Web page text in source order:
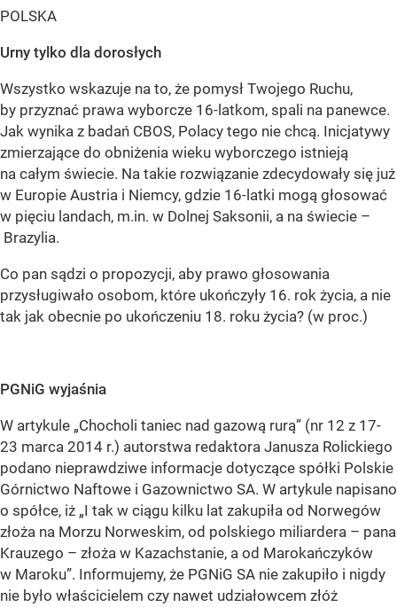
POLSKA
Urny tylko dla dorosłych
Wszystko wskazuje na to, że pomysł Twojego Ruchu,
by przyznać prawa wyborcze 16-latkom, spali na panewce.
Jak wynika z badań CBOS, Polacy tego nie chcą. Inicjatywy
zmierzające do obniżenia wieku wyborczego istnieją
na całym świecie. Na takie rozwiązanie zdecydowały się już
w Europie Austria i Niemcy, gdzie 16-latki mogą głosować
w pięciu landach, m.in. w Dolnej Saksonii, a na świecie –
Brazylia.
Co pan sądzi o propozycji, aby prawo głosowania
przysługiwało osobom, które ukończyły 16. rok życia, a nie
tak jak obecnie po ukończeniu 18. roku życia? (w proc.)
PGNiG wyjaśnia
W artykule „Chocholi taniec nad gazową rurą” (nr 12 z 17-
23 marca 2014 r.) autorstwa redaktora Janusza Rolickiego
podano nieprawdziwe informacje dotyczące spółki Polskie
Górnictwo Naftowe i Gazownictwo SA. W artykule napisano
o spółce, iż „I tak w ciągu kilku lat zakupiła od Norwegów
złoża na Morzu Norweskim, od polskiego miliardera – pana
Krauzego – złoża w Kazachstanie, a od Marokańczyków
w Maroku”. Informujemy, że PGNiG SA nie zakupiło i nigdy
nie było właścicielem czy nawet udziałowcem złóż